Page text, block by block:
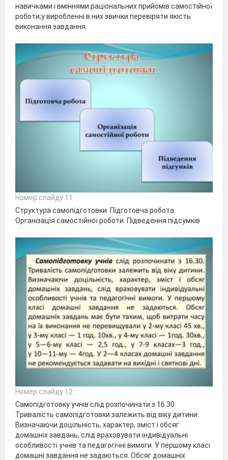
навичками і вміннями раціональних прийомів самостійної
роботи;у виробленні в них звички перевіряти якість
виконання завдання.
Номер слайду 11
Структура самопідготовки. Підготовча робота.
Організація самостійної роботи. Підведення підсумків
Номер слайду 12
Самопідготовку учнів слід розпочинати з 16.30.
Тривалість самопідготовки залежить від віку дитини.
Визначаючи доцільність, характер, зміст і обсяг
домашніх завдань, слід враховувати індивідуальні
особливості учнів та педагогічні вимоги. У першому класі
домашні завдання не задаються. Обсяг домашніх